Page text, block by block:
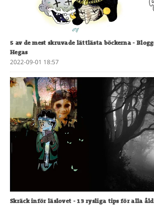
5 av de mest skruvade lättlästa böckerna-
Hegas
2022-09-01 18:57
Skräck inför läslovet - 13 rysliga tips för alla